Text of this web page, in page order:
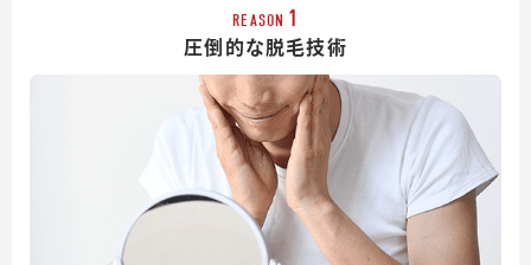
REASON 1
圧倒的な脱毛技術